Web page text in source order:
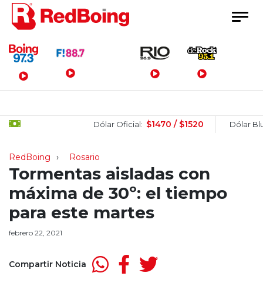
Menú Principal
Dólar Oficial: $1470 / $1520 Dólar Blue:
RedBoing Rosario
Tormentas aisladas con
máxima de 30º: el tiempo
para este martes
febrero 22, 2021
Compartir Noticia